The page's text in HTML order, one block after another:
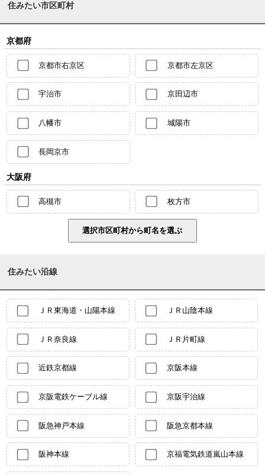
住みたい市区町村
京都府
京都市右京区 京都市左京区
宇治市 京田辺市
八幡市 城陽市
長岡京市
大阪府
高槻市 枚方市
住みたい沿線
ＪＲ東海道・山陽本線 ＪＲ山陰本線
ＪＲ奈良線 ＪＲ片町線
近鉄京都線 京阪本線
京阪電鉄ケーブル線 京阪宇治線
阪急神戸本線 阪急京都本線
阪神本線 京福電気鉄道嵐山本線